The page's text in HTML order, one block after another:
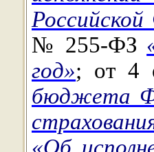
№ 255-ФЗ
год»; от 4
бюджета